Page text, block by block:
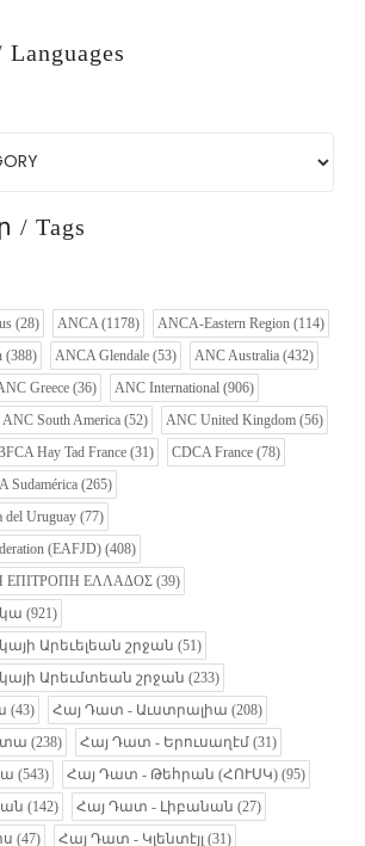
Tags
(28) ANCA (1178) ANCA-Eastern Region (114)
(388) ANCA Glendale (53) ANC Australia (432)
Greece (36) ANC International (906)
ANC South America (52) ANC United Kingdom (56)
Hay Tad France (31) CDCA France (78)
Sudamérica (265)
del Uruguay (77)
(EAFJD) (408)
ΕΠΙΤΡΟΠΗ ΕΛΛΑΔΟΣ (39)
(921)
Արեւելեան շրջան (51)
Արեւմտեան շրջան (233)
(43) Հայ Դատ - Աւստրալիա (208)
(238) Հայ Դատ - Երուսաղէմ (31)
(543) Հայ Դատ - Թեհրան (ՀՈՒՍԿ) (95)
(142) Հայ Դատ - Լիբանան (27)
(47) Հայ Դատ - Կլենտէյլ (31)